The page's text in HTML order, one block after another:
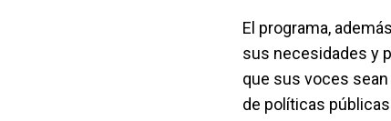
El programa,
sus necesidades y
que sus voces
de políticas